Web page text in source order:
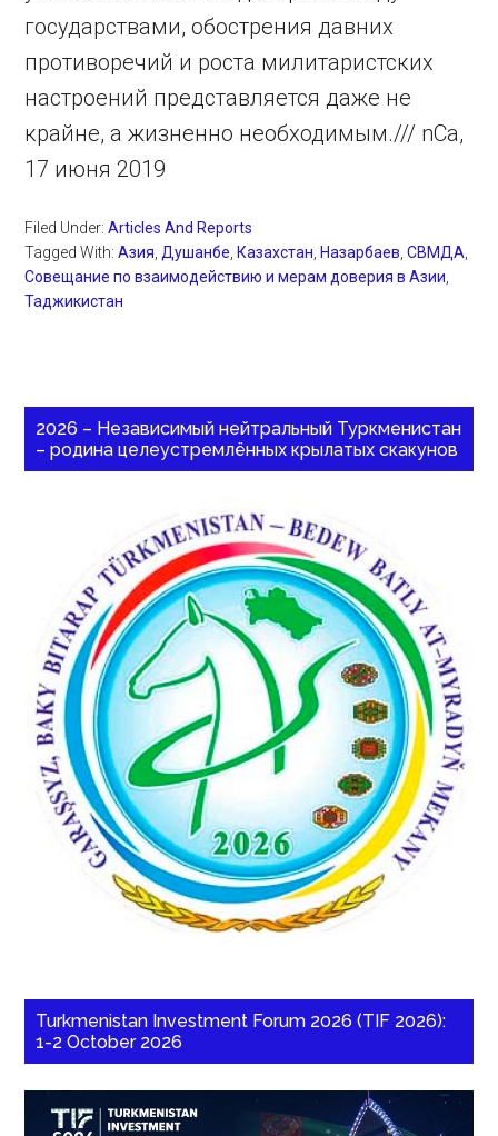
государствами, обострения давних
противоречий и роста милитаристских
настроений представляется даже не
крайне, а жизненно необходимым./// nCa,
17 июня 2019
Filed Under:Articles And Reports
Tagged With:Азия Душанбе Казахстан Назарбаев ,СВМДА
Совещание по взаимодействию и мерам доверия в Азии
Таджикистан
2026 – Независимый нейтральный Туркменистан
– родина целеустремлённых крылатых скакунов
Turkmenistan Investment Forum 2026 (TIF 2026):
1-2 October 2026